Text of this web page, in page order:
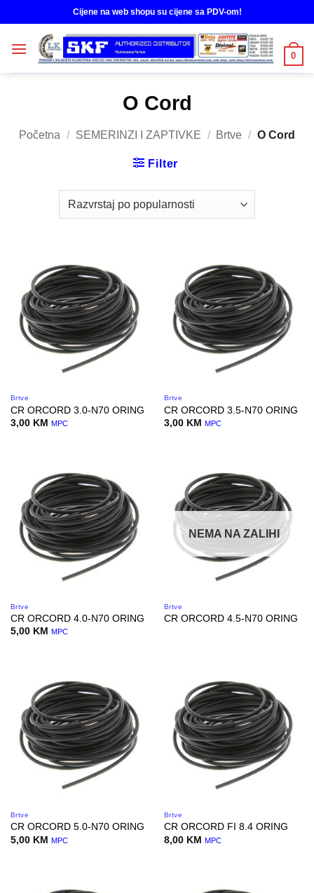
to
content
Cijene na web shopu su cijene sa PDV-om!
0
O Cord
Početna / SEMERINZI I ZAPTIVKE / Brtve / O Cord
Filter
Brtve
CR ORCORD 3.0-N70 ORING
3,00 KM MPC
Brtve
CR ORCORD 3.5-N70 ORING
3,00 KM MPC
Brtve
CR ORCORD 4.0-N70 ORING
5,00 KM MPC
NEMA NA ZALIHI
Brtve
CR ORCORD 4.5-N70 ORING
Brtve
CR ORCORD 5.0-N70 ORING
5,00 KM MPC
Brtve
CR ORCORD FI 8.4 ORING
8,00 KM MPC